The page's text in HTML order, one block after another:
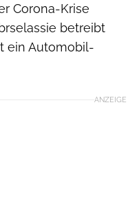
Corona-Krise
betreibt
ein Automobil-
ANZEIGE